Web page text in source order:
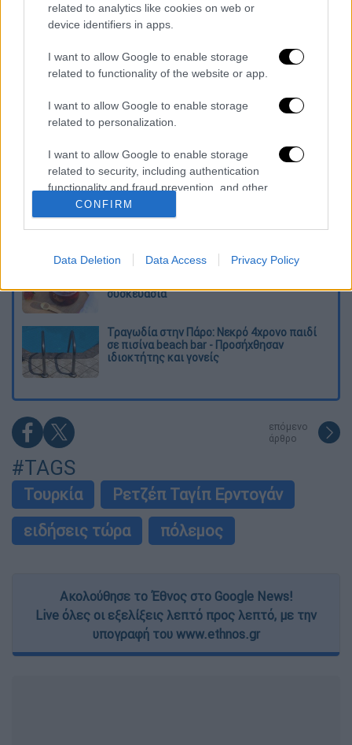
related to analytics like cookies on web or
device identifiers in apps.
I want to allow Google to enable storage
related to functionality of the website or app.
I want to allow Google to enable storage
related to personalization.
I want to allow Google to enable storage
related to security, including authentication
functionality and fraud prevention, and other
user protection.
CONFIRM
Data Deletion Data Access Privacy Policy
καταχώρηση
Διαβάστε ακόμη
του χρόνια ο πατέρας του, Χόρχε
Φωτιά στην Αττικοβοιωτία: Πώς στήθηκε η
μεγάλη επιχείρηση διάσωσης - 254 πολίτες
απομακρύνθηκαν διά θαλάσσης
Συναγερμός από τον ΕΦΕΤ: Ανακαλείται
συσκευασία
Τραγωδία στην Πάρο: Νεκρό 4χρονο παιδί
σε πισίνα beach bar - Προσήχθησαν
ιδιοκτήτης και γονείς
επόμενο
άρθρο
#TAGS
Τουρκία
Ρετζέπ Ταγίπ Ερντογάν
ειδήσεις τώρα
πόλεμος
Ακολούθησε το Έθνος στο Google News!
Live όλες οι εξελίξεις λεπτό προς λεπτό, με την
υπογραφή του www.ethnos.gr